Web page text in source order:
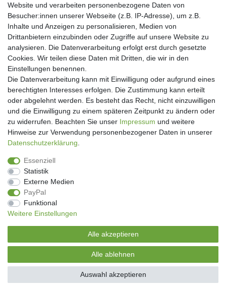
Newsletter
Newsletter
Hiermit bestätige ich, dass ich die
Genussecke-Seitz
© Copyright 2026 | Alle Rechte vorbehalten.
Website und verarbeiten personenbezogene Daten von
Besucher:innen unserer Webseite (z.B. IP-Adresse), um z.B.
Inhalte und Anzeigen zu personalisieren, Medien von
Drittanbietern einzubinden oder Zugriffe auf unsere Website zu
analysieren. Die Datenverarbeitung erfolgt erst durch gesetzte
Cookies. Wir teilen diese Daten mit Dritten, die wir in den
Einstellungen benennen.
Die Datenverarbeitung kann mit Einwilligung oder aufgrund eines
berechtigten Interesses erfolgen. Die Zustimmung kann erteilt
oder abgelehnt werden. Es besteht das Recht, nicht einzuwilligen
und die Einwilligung zu einem späteren Zeitpunkt zu ändern oder
zu widerrufen. Beachten Sie unser Impressum und weitere
Hinweise zur Verwendung personenbezogener Daten in unserer
Daten­schutz­erklärung
Essenziell
Statistik
Externe Medien
PayPal
Funktional
Weitere Einstellungen
Alle akzeptieren
Alle ablehnen
Auswahl akzeptieren